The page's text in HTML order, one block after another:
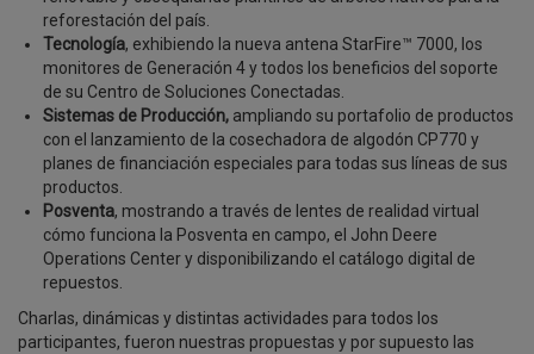
reforestación del país.
Tecnología, exhibiendo la nueva antena StarFire™ 7000, los
monitores de Generación 4 y todos los beneficios del soporte
de su Centro de Soluciones Conectadas.
Sistemas de Producción, ampliando su portafolio de productos
con el lanzamiento de la cosechadora de algodón CP770 y
planes de financiación especiales para todas sus líneas de sus
productos.
Posventa, mostrando a través de lentes de realidad virtual
cómo funciona la Posventa en campo, el John Deere
Operations Center y disponibilizando el catálogo digital de
repuestos.
Charlas, dinámicas y distintas actividades para todos los
participantes, fueron nuestras propuestas y por supuesto las